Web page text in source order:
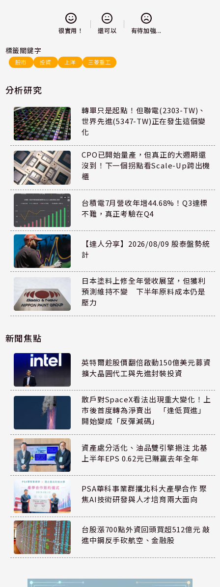
很實用！ 還可以 有待加強...
標籤關鍵字
股市 投資 上洋 三菱重工
分析研究
轉單只是起點！但聯電(2303-TW)、
世界先進(5347-TW)正在發生這個變
化
CPO已開始量產，但真正的大週期還
沒到！下一個拐點看Scale-Up跨出機
櫃
台積電7月營收年增44.68%！Q3達標
不難，真正考驗在Q4
【達人分享】2026/08/09 股泰盤勢統
計
日本塗料上修全年營收展望，但獲利
預測維持不變 下半年原料成本仍是
壓力
新聞焦點
英特爾趁股價翻倍啟動150億美元募資
擴大晶圓代工與先進封裝投資
散戶對SpaceX看法出現重大變化！上
市後首度轉為淨賣出 「逢低買進」
開始變成「反彈減碼」
資產處分活化、油品雙引擎挹注 北基
上半年EPS 0.62元已賺贏去年全年
PSA華科事業群攜北科大產學合作 聚
焦AI技術研發與人才培育兩大面向
台股漲700點外資回頭買超512億元 敲
進中鋼反手砍航空、金融股